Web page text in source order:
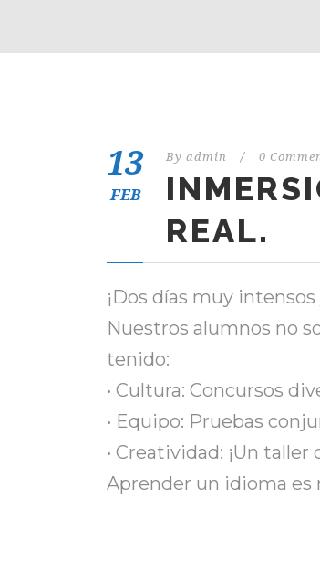
13
FEB
By admin / 0
REAL.
¡Dos días muy
Nuestros alumnos no
tenido:
• Cultura: Concursos
• Equipo: Pruebas
• Creatividad: ¡Un
Aprender un idioma es